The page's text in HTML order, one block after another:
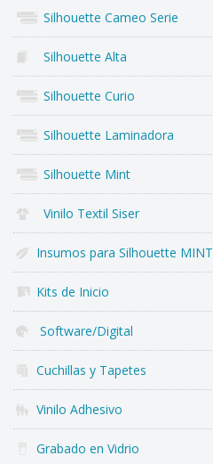
Silhouette Cameo Serie
Silhouette Alta
Silhouette Curio
Silhouette Laminadora
Silhouette Mint
Vinilo Textil Siser
Insumos para Silhouette MINT
Kits de Inicio
Software/Digital
Cuchillas y Tapetes
Vinilo Adhesivo
Grabado en Vidrio